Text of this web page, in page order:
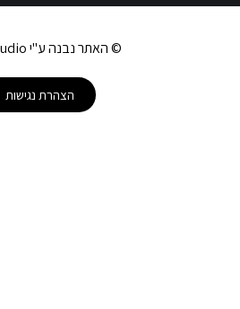
© האתר נבנה ע"י omx-studio
הצהרת נגישות